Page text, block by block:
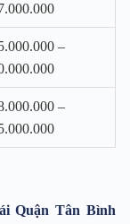
–
–
Quận Tân Bình